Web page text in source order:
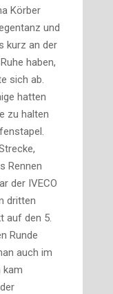
Körber
und
kurz an der
haben,
sich ab.
hatten
zu halten
Rennen
der IVECO
dritten
auf den 5.
Runde
auch im
kam